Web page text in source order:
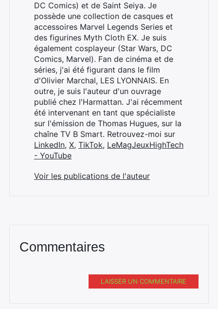
DC Comics) et de Saint Seiya. Je
possède une collection de casques et
accessoires Marvel Legends Series et
des figurines Myth Cloth EX. Je suis
également cosplayeur (Star Wars, DC
Comics, Marvel). Fan de cinéma et de
séries, j'ai été figurant dans le film
d'Olivier Marchal, LES LYONNAIS. En
outre, je suis l'auteur d'un ouvrage
publié chez l'Harmattan. J'ai récemment
été intervenant en tant que spécialiste
sur l'émission de Thomas Hugues, sur la
chaîne TV B Smart. Retrouvez-moi sur
LinkedIn, X, TikTok, LeMagJeuxHighTech
- YouTube
Voir les publications de l'auteur
Commentaires
LAISSER UN COMMENTAIRE